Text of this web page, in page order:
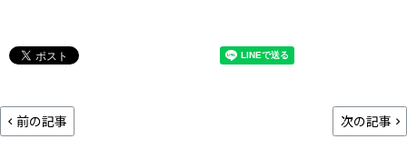
前の記事 次の記事